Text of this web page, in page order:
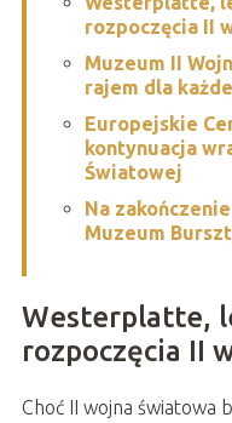
rozpoczęcia II
Muzeum II
rajem dla
Europejskie
kontynuacja
Światowej
Na
Muzeum
Westerplatte,
rozpoczęcia II
Choć II wojna światowa